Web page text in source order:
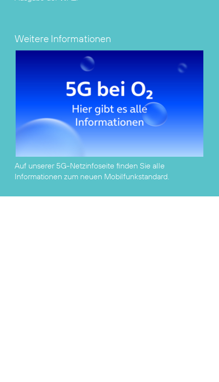
Weitere Informationen
Auf unserer 5G-Netzinfoseite finden Sie alle
Informationen zum neuen Mobilfunkstandard.